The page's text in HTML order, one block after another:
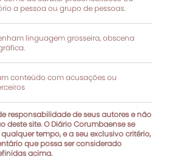
a pessoa ou grupo de pessoas.
linguagem grosseira, obscena
conteúdo com acusações ou
responsabilidade de seus autores e não
deste site. O Diário Corumbaense se
tempo, e a seu exclusivo critério,
que possa ser considerado
acima.